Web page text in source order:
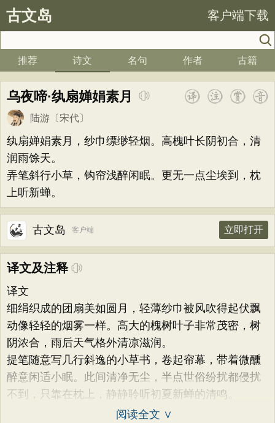
古文岛 客户端下载
推荐 诗文 名句 作者 古籍
乌夜啼·纨扇婵娟素月
陆游 〔宋代〕
纨扇婵娟素月，纱巾缥缈轻烟。高槐叶长阴初合，清
润雨馀天。
弄笔斜行小草，钩帘浅醉闲眠。更无一点尘埃到，枕
上听新蝉。
古文岛 客户端 立即打开
译文及注释
译文
细绢织成的团扇美如圆月，轻薄纱巾被风吹得起伏飘
动像轻轻的烟雾一样。高大的槐树叶子非常茂密，树
阴浓合，雨后天气格外清凉滋润。
提笔随意写几行斜逸的小草书，卷起帘幕，带着微醺
醉意闲适小眠。此间清净无尘，半点世俗纷扰都侵扰
不到，只靠在枕上，静静聆听初夏新蝉的清鸣。
阅读全文 ∨